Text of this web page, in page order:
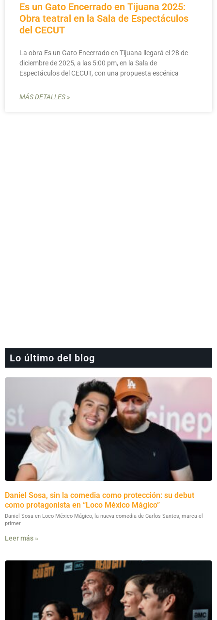
Es un Gato Encerrado en Tijuana 2025:
Obra teatral en la Sala de Espectáculos
del CECUT
La obra Es un Gato Encerrado en Tijuana llegará el 28 de
diciembre de 2025, a las 5:00 pm, en la Sala de
Espectáculos del CECUT, con una propuesta escénica
MÁS DETALLES »
Lo último del blog
Daniel Sosa, sin la comedia como protección: su debut
como protagonista en “Loco México Mágico”
Daniel Sosa en Loco México Mágico, la nueva comedia de Carlos Santos, marca el
primer
Leer más »